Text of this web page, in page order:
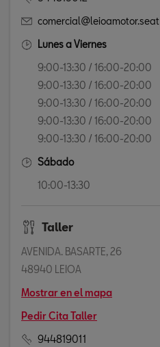
comercial@leioamotor.seat
Lunes a Viernes
9:00-13:30 / 16:00-20:00
9:00-13:30 / 16:00-20:00
9:00-13:30 / 16:00-20:00
9:00-13:30 / 16:00-20:00
9:00-13:30 / 16:00-20:00
Sábado
10:00-13:30
Taller
AVENIDA. BASARTE, 26
48940 LEIOA
Mostrar en el mapa
Pedir Cita Taller
944819011